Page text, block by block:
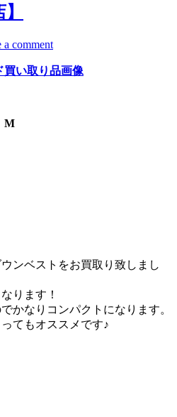
a comment
M
ンベストをお買取り致しまし
ります！
かなりコンパクトになります。
てもオススメです♪